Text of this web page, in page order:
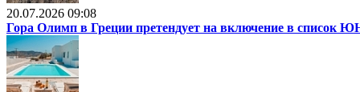
20.07.2026 09:08
Гора Олимп в Греции претендует на включение в список